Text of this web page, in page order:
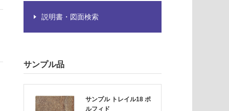
説明書・図面検索
サンプル品
サンプル トレイル18 ポ
ルフィド